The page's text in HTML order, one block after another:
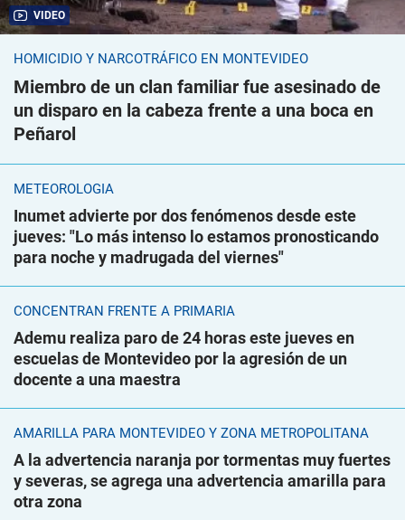
VIDEO
HOMICIDIO Y NARCOTRÁFICO EN MONTEVIDEO
Miembro de un clan familiar fue asesinado de
un disparo en la cabeza frente a una boca en
Peñarol
METEOROLOGÍA
Inumet advierte por dos fenómenos desde este
jueves: "Lo más intenso lo estamos pronosticando
para noche y madrugada del viernes"
CONCENTRAN FRENTE A PRIMARIA
Ademu realiza paro de 24 horas este jueves en
escuelas de Montevideo por la agresión de un
docente a una maestra
AMARILLA PARA MONTEVIDEO Y ZONA METROPOLITANA
A la advertencia naranja por tormentas muy fuertes
y severas, se agrega una advertencia amarilla para
otra zona